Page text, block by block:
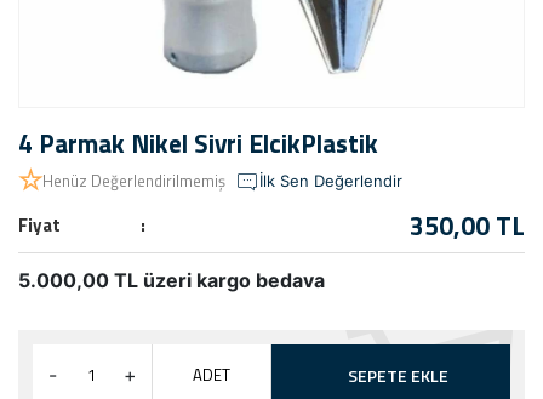
4 Parmak Nikel Sivri ElcikPlastik
Henüz Değerlendirilmemiş İlk Sen Değerlendir
Fiyat 350,00 TL
5.000,00 TL üzeri kargo bedava
- + ADET SEPETE EKLE